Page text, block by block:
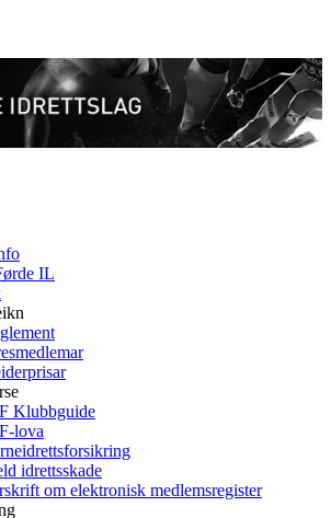
IL
Klubbguide
lova
idrettsskade
om elektronisk medlemsregister